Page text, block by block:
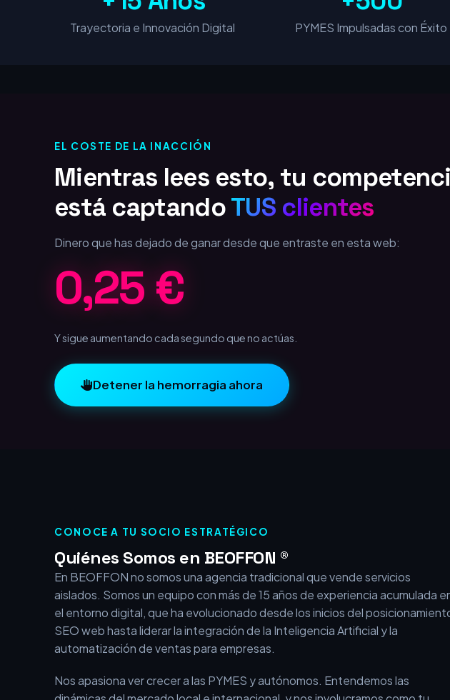
+500
EL COSTE DE LA INACCIÓN
Mientras lees esto, tu competencia
está captandoTUS clientes
Dinero que has dejado de ganar desde que entraste en esta web:
0,75 €
Y sigue aumentando cada segundo que no actúas.
CONOCE A TU SOCIO ESTRATÉGICO
Quiénes Somos en BEOFFON ®
En BEOFFON no somos una agencia tradicional que vende servicios
aislados. Somos un equipo con más de 15 años de experiencia acumulada en
el entorno digital, que ha evolucionado desde los inicios del posicionamiento
SEO web hasta liderar la integración de la Inteligencia Artificial y la
automatización de ventas para empresas.